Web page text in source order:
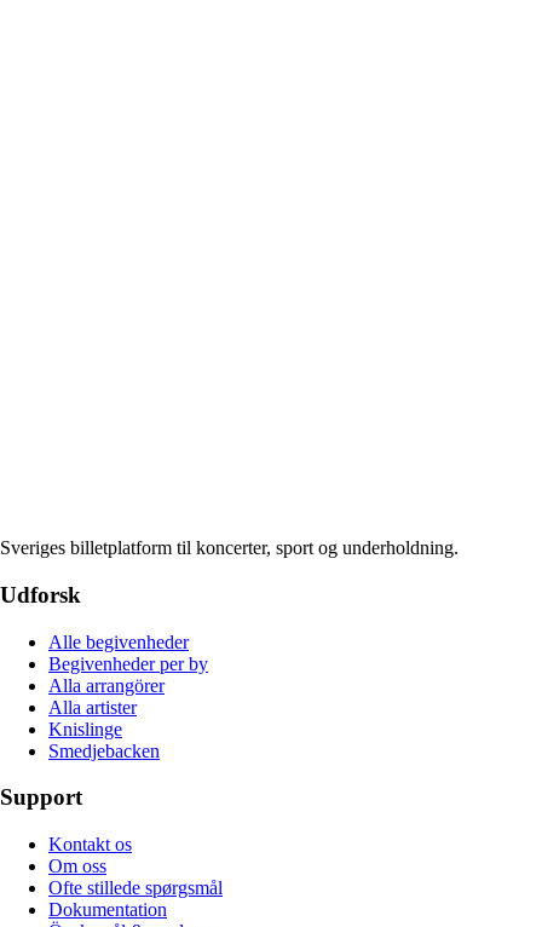
Sveriges billetplatform til koncerter, sport og underholdning.
Udforsk
Alle begivenheder
Begivenheder per by
Alla arrangörer
Alla artister
Knislinge
Smedjebacken
Support
Kontakt os
Om oss
Ofte stillede spørgsmål
Dokumentation